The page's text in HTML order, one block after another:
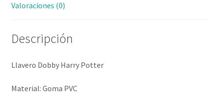
Valoraciones (0)
Descripción
Llavero Dobby Harry Potter
Material: Goma PVC